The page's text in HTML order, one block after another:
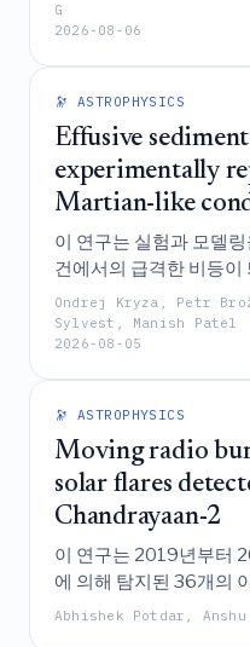
해석 가능한 AutoML 프
G
2026-08-06
🔭 ASTROPHYSICS
Effusive
experimentally
Martian-like
이 연구는 실험과 모델
건에서의 급격한 비등이
라는 기존의 가정과 달리
출을 유도함으로써 퇴적
시킨다는 것을 입증한다.
Ondrej Kryza, Petr
Sylvest, Manish Patel
2026-08-05
🔭 ASTROPHYSICS
Moving radio
solar flares
Chandrayaan-2
이 연구는 2019년부터
에 의해 탐지된 36개의
및 Type IVm)를 분석하
Abhishek Potdar, Anshu